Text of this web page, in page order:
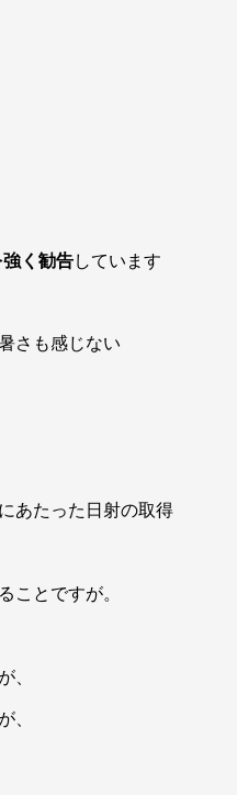
く勧告しています
さも感じない
あたった日射の取得
とですが。
、
、